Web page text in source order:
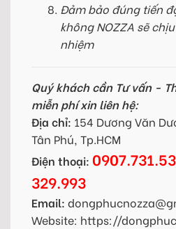
Đảm bảo đúng tiến
không NOZZA sẽ
nhiệm
Quý khách cần Tư vấn -
miễn phí xin liên hệ:
Địa chỉ: 154 Dương Văn
Tân Phú, Tp.HCM
Điện thoại:
329.993
Email:
Website: https://